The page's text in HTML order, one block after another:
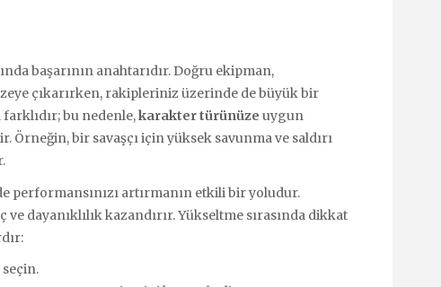
başarının anahtarıdır. Doğru ekipman,
çıkarırken, rakipleriniz üzerinde de büyük bir
bu nedenle,karakter türünüze uygun
Örneğin, bir savaşçı için yüksek savunma ve saldırı
performansınızı artırmanın etkili bir yoludur.
dayanıklılık kazandırır. Yükseltme sırasında dikkat